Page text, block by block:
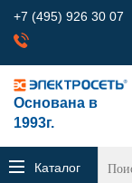
+7 (495) 926 30 07
Основана в
1993г.
Каталог